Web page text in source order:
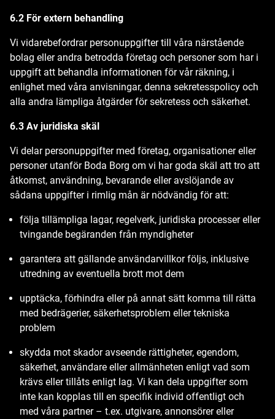
6.2 För extern behandling
Vi vidarebefordrar personuppgifter till våra närstående
bolag eller andra betrodda företag och personer som har i
uppgift att behandla informationen för vår räkning, i
enlighet med våra anvisningar, denna sekretesspolicy och
alla andra lämpliga åtgärder för sekretess och säkerhet.
6.3 Av juridiska skäl
Vi delar personuppgifter med företag, organisationer eller
personer utanför Boda Borg om vi har goda skäl att tro att
åtkomst, användning, bevarande eller avslöjande av
sådana uppgifter i rimlig mån är nödvändig för att:
följa tillämpliga lagar, regelverk, juridiska processer eller
tvingande begäranden från myndigheter
garantera att gällande användarvillkor följs, inklusive
utredning av eventuella brott mot dem
upptäcka, förhindra eller på annat sätt komma till rätta
med bedrägerier, säkerhetsproblem eller tekniska
problem
skydda mot skador avseende rättigheter, egendom,
säkerhet, användare eller allmänheten enligt vad som
krävs eller tillåts enligt lag. Vi kan dela uppgifter som
inte kan kopplas till en specifik individ offentligt och
med våra partner – t.ex. utgivare, annonsörer eller